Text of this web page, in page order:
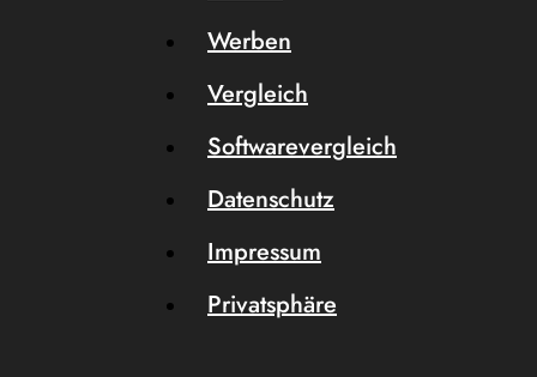
Werben
Vergleich
Softwarevergleich
Datenschutz
Impressum
Privatsphäre